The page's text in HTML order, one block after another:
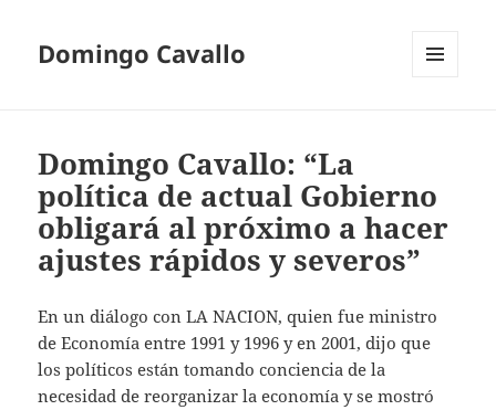
Domingo Cavallo
Domingo Cavallo: “La
política de actual Gobierno
obligará al próximo a hacer
ajustes rápidos y severos”
En un diálogo con LA NACION, quien fue ministro
de Economía entre 1991 y 1996 y en 2001, dijo que
los políticos están tomando conciencia de la
necesidad de reorganizar la economía y se mostró